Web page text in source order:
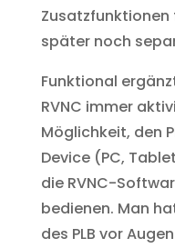
Zusatzfunktionen
später noch
Funktional
RVNC immer
Möglichkeit, den
Device (PC,
die RVNC-
bedienen. Man
des PLB vor